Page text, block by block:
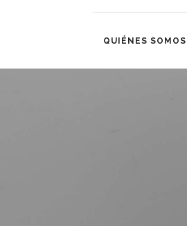
QUIÉNES SOMOS